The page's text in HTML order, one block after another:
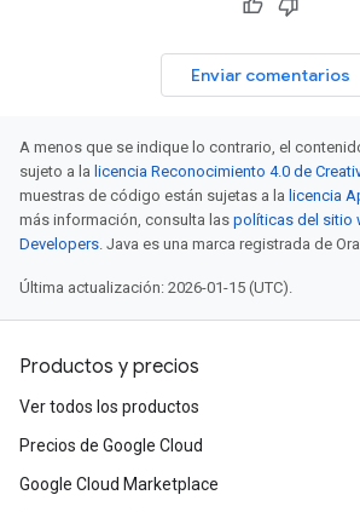
Enviar comentarios
A menos que se indique lo contrario, el
sujeto a la licencia Reconocimiento 4.0 de
muestras de código están sujetas a la licencia
más información, consulta las políticas del sitio
Developers. Java es una marca registrada de
Última actualización: 2026-01-15 (UTC).
Productos y precios
Ver todos los productos
Precios de Google Cloud
Google Cloud Marketplace